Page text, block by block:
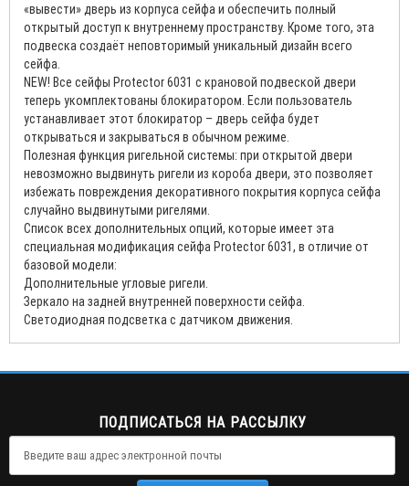
«вывести» дверь из корпуса сейфа и обеспечить полный
открытый доступ к внутреннему пространству. Кроме того, эта
подвеска создаёт неповторимый уникальный дизайн всего
сейфа.
NEW! Все сейфы Protector 6031 с крановой подвеской двери
теперь укомплектованы блокиратором. Если пользователь
устанавливает этот блокиратор – дверь сейфа будет
открываться и закрываться в обычном режиме.
Полезная функция ригельной системы: при открытой двери
невозможно выдвинуть ригели из короба двери, это позволяет
избежать повреждения декоративного покрытия корпуса сейфа
случайно выдвинутыми ригелями.
Список всех дополнительных опций, которые имеет эта
специальная модификация сейфа Protector 6031, в отличие от
базовой модели:
Дополнительные угловые ригели.
Зеркало на задней внутренней поверхности сейфа.
Светодиодная подсветка с датчиком движения.
ПОДПИСАТЬСЯ НА РАССЫЛКУ